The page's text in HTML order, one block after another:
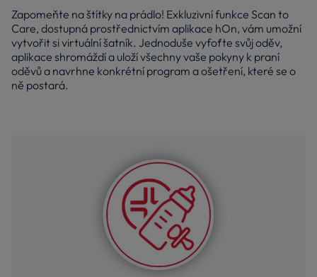
Zapomeňte na štítky na prádlo! Exkluzivní funkce Scan to
Care, dostupná prostřednictvím aplikace hOn, vám umožní
vytvořit si virtuální šatník. Jednoduše vyfoťte svůj oděv,
aplikace shromáždí a uloží všechny vaše pokyny k praní
oděvů a navrhne konkrétní program a ošetření, které se o
ně postará.